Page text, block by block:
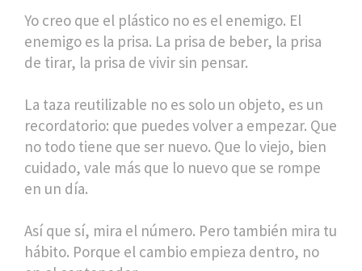
Yo creo que el plástico no es el enemigo. El
enemigo es la prisa. La prisa de beber, la prisa
de tirar, la prisa de vivir sin pensar.
La taza reutilizable no es solo un objeto, es un
recordatorio: que puedes volver a empezar. Que
no todo tiene que ser nuevo. Que lo viejo, bien
cuidado, vale más que lo nuevo que se rompe
en un día.
Así que sí, mira el número. Pero también mira tu
hábito. Porque el cambio empieza dentro, no